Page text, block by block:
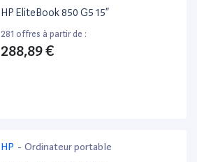
HP EliteBook 850 G5 15”
281 offres à partir de :
288,89 €
HP - Ordinateur portable